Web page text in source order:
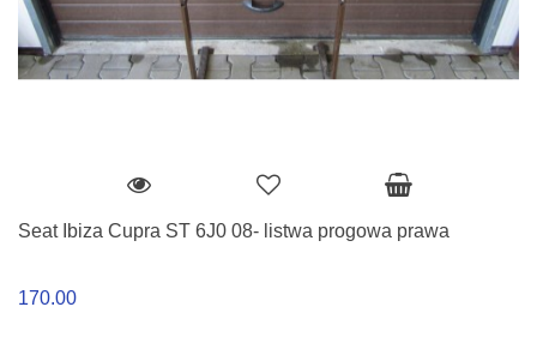
Seat Ibiza Cupra ST 6J0 08- listwa progowa prawa
170.00